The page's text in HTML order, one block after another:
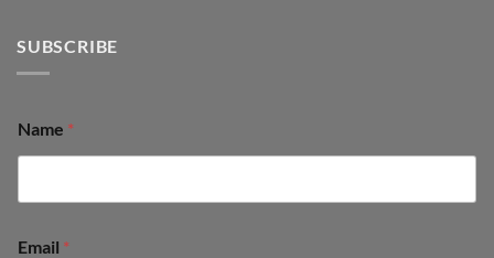
SUBSCRIBE
Name *
Email *